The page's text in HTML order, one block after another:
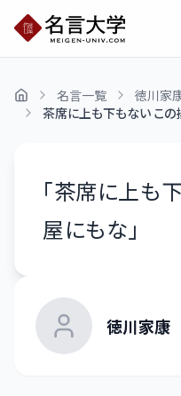
名言一覧
徳川家
茶席に上も下もない こ
「茶席に上も
屋にもな 」
徳川家康